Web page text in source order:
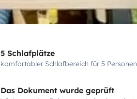
5 Schlafplätze
komfortabler Schlafbereich für 5 Personen
Das Dokument wurde geprüft